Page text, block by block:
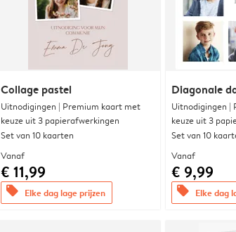
Collage pastel
Uitnodigingen | Premium kaart met
keuze uit 3 papierafwerkingen
Set van 10 kaarten
Vanaf
€ 11,99
offers Elke dag lage prijzen
Diagonale
Uitnodigingen |
keuze uit 3
Set van 10
Vanaf
€ 9,99
offers Elke dag